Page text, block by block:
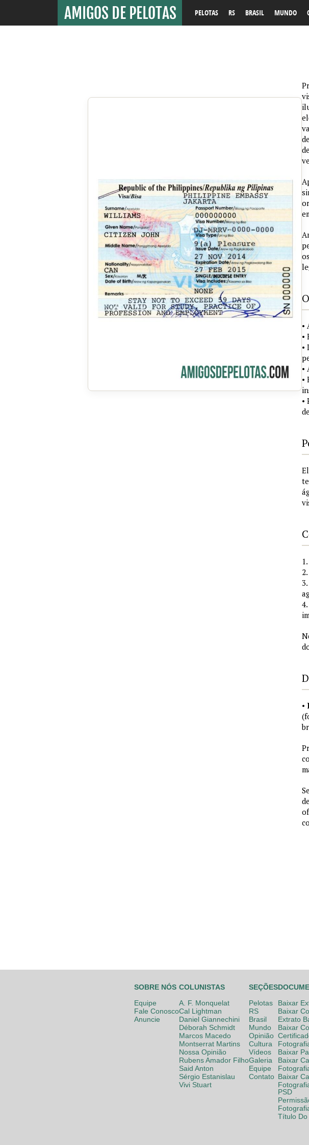
PELOTAS RS BRASIL MUNDO
•
•
•
•
•
•
1.
2.
3.
4.
•
SOBRE NÓS
Equipe
Fale Conosco
Anuncie
COLUNISTAS
A. F. Monquelat
Cal Lightman
Daniel Giannechini
Déborah Schmidt
Marcos Macedo
Montserrat Martins
Nossa Opinião
Rubens Amador Filho
Said Anton
Sérgio Estanislau
Vivi Stuart
SEÇÕES
Pelotas
RS
Brasil
Mundo
Opinião
Cultura
Vídeos
Galeria
Equipe
Contato
Baixar
Baixar
Extrato
Baixar
Baixar
Baixar
Baixar
PSD
Título